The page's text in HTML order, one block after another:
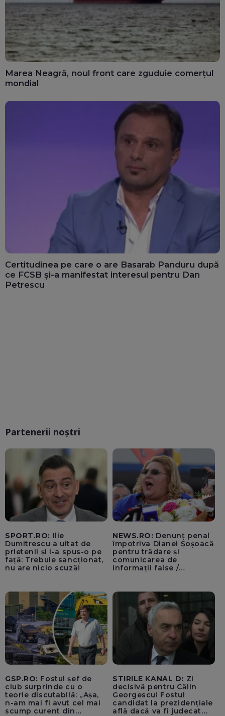
Marea Neagră, noul front care zguduie comerțul
mondial
Certitudinea pe care o are Basarab Panduru după
ce FCSB și-a manifestat interesul pentru Dan
Petrescu
Partenerii noștri
SPORT.RO: Ilie
Dumitrescu a uitat de
prietenii și i-a spus-o pe
față: Trebuie sancționat,
nu are nicio scuză!
NEWS.RO: Denunț penal
împotriva Dianei Șoșoacă
pentru trădare și
comunicarea de
informații false /
Înalta Curte de Casație și
Justiție de Adrian
Băzăvan și Asociația
„Lupii Tricolori”
GSP.RO: Fostul șef de
club surprinde cu o
teorie discutabilă: „Așa,
n-am mai fi avut cel mai
scump curent din
STIRILE KANAL D: Zi
decisivă pentru Călin
Georgescu! Fostul
candidat la prezidențiale
află dacă va fi judecat